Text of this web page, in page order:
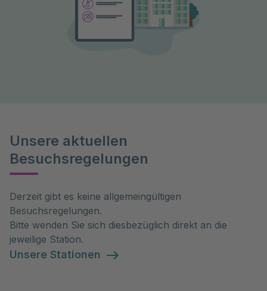
Unsere aktuellen
Besuchsregelungen
Derzeit gibt es keine allgemeingültigen
Besuchsregelungen.
Bitte wenden Sie sich diesbezüglich direkt an die
jeweilige Station.
Unsere Stationen